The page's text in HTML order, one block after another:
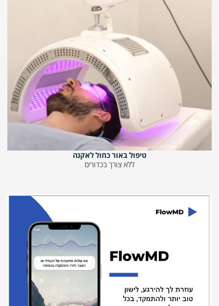
טיפול באור כחול לאקנה
ללא צורך בכדורים